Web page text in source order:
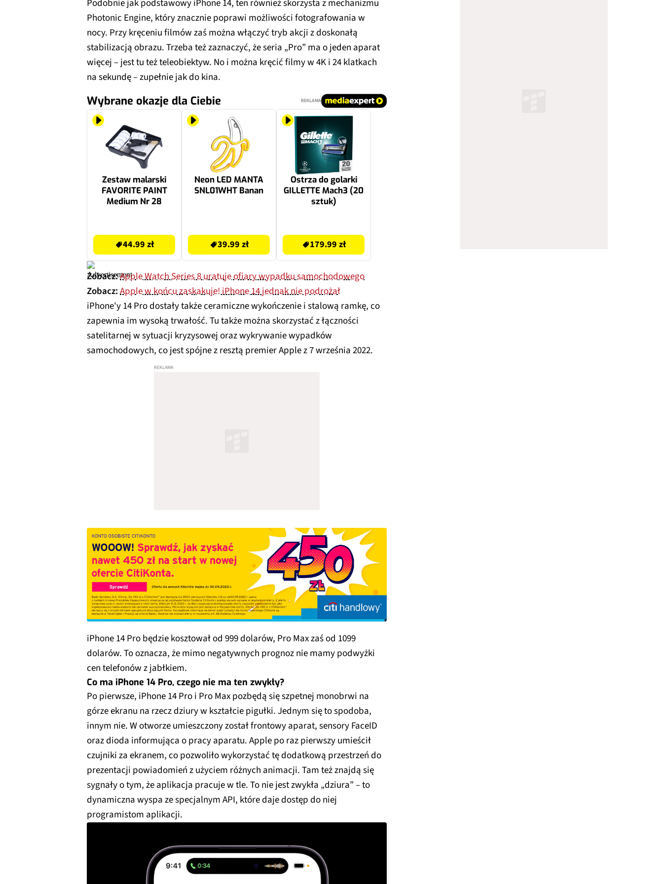
Podobnie jak podstawowy iPhone 14, ten również skorzysta z mechanizmu
Photonic Engine, który znacznie poprawi możliwości fotografowania w
nocy. Przy kręceniu filmów zaś można włączyć tryb akcji z doskonałą
stabilizacją obrazu. Trzeba też zaznaczyć, że seria „Pro” ma o jeden aparat
więcej – jest tu też teleobiektyw. No i można kręcić filmy w 4K i 24 klatkach
na sekundę – zupełnie jak do kina.
Wybrane okazje dla Ciebie REKLAMA
Zestaw malarski
FAVORITE PAINT
Medium Nr 28
44.99 zł
Neon LED MANTA
SNL01WHT Banan
39.99 zł
Ostrza do golarki
GILLETTE Mach3 (20
sztuk)
179.99 zł
Zobacz:Apple Watch Series 8 uratuje ofiary wypadku samochodowego
Zobacz:Apple w końcu zaskakuje! iPhone 14 jednak nie podrożał
iPhone'y 14 Pro dostały także ceramiczne wykończenie i stalową ramkę, co
zapewnia im wysoką trwałość. Tu także można skorzystać z łączności
satelitarnej w sytuacji kryzysowej oraz wykrywanie wypadków
samochodowych, co jest spójne z resztą premier Apple z 7 września 2022.
iPhone 14 Pro będzie kosztował od 999 dolarów, Pro Max zaś od 1099
dolarów. To oznacza, że mimo negatywnych prognoz nie mamy podwyżki
cen telefonów z jabłkiem.
Co ma iPhone 14 Pro, czego nie ma ten zwykły?
Po pierwsze, iPhone 14 Pro i Pro Max pozbędą się szpetnej monobrwi na
górze ekranu na rzecz dziury w kształcie pigułki. Jednym się to spodoba,
innym nie. W otworze umieszczony został frontowy aparat, sensory FaceID
oraz dioda informująca o pracy aparatu. Apple po raz pierwszy umieścił
czujniki za ekranem, co pozwoliło wykorzystać tę dodatkową przestrzeń do
prezentacji powiadomień z użyciem różnych animacji. Tam też znajdą się
sygnały o tym, że aplikacja pracuje w tle. To nie jest zwykła „dziura” – to
dynamiczna wyspa ze specjalnym API, które daje dostęp do niej
programistom aplikacji.